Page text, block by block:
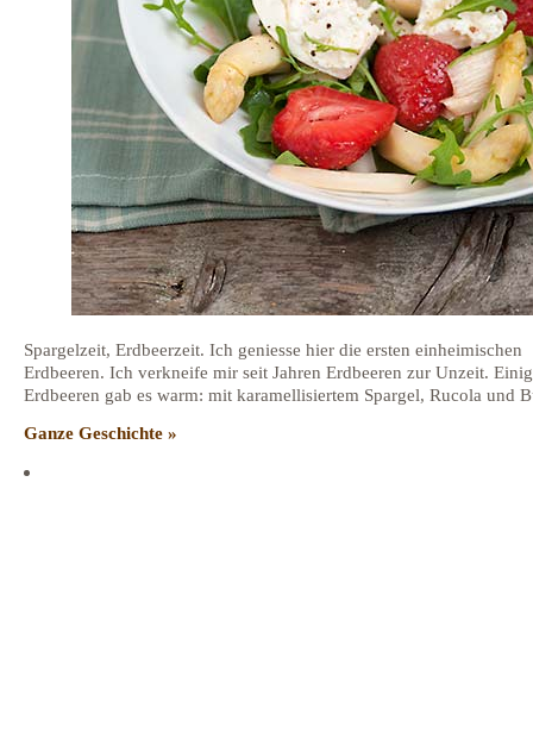
Spargelzeit, Erdbeerzeit. Ich geniesse hier die ersten einheimischen
Erdbeeren. Ich verkneife mir seit Jahren Erdbeeren zur Unzeit.
Erdbeeren gab es warm: mit karamellisiertem Spargel, Rucola und
Ganze Geschichte »